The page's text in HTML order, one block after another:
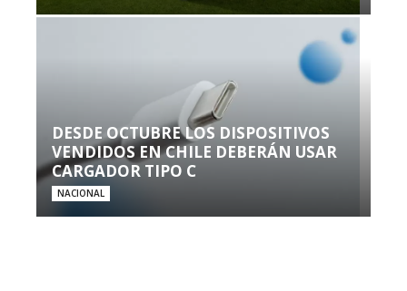
DESDE OCTUBRE LOS DISPOSITIVOS
VENDIDOS EN CHILE DEBERÁN USAR
CARGADOR TIPO C
NACIONAL